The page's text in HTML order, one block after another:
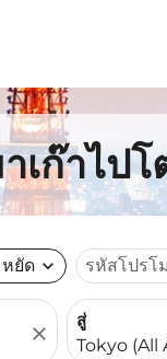
เก๊าไป
หยัด expand_more รหัสโปรโ
close
สู่